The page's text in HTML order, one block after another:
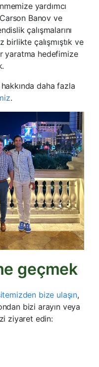
yardımcı
Banov ve
çalışmalarını
birlikte çalışmıştık ve
yaratma hedefimize
daha fazla
.
geçmek
bize ulaşın,
bizi arayın veya
ziyaret edin: